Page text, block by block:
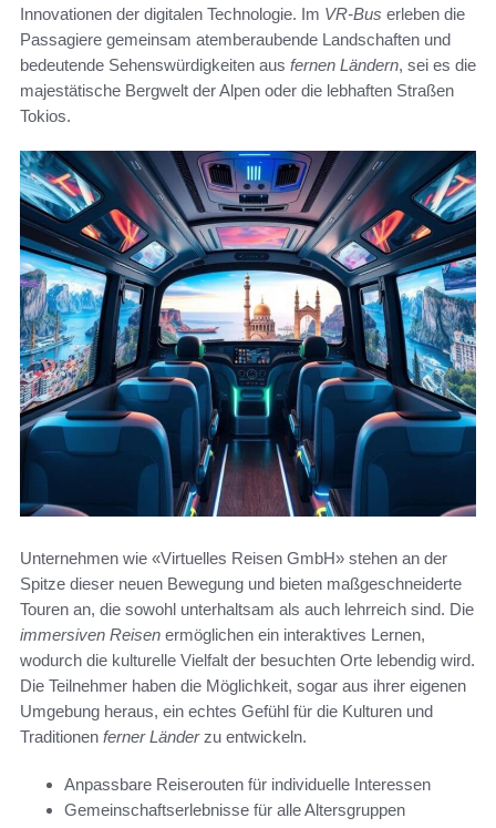
Innovationen der digitalen Technologie. Im VR-Bus erleben die
Passagiere gemeinsam atemberaubende Landschaften und
bedeutende Sehenswürdigkeiten aus fernen Ländern, sei es die
majestätische Bergwelt der Alpen oder die lebhaften Straßen
Tokios.
Unternehmen wie «Virtuelles Reisen GmbH» stehen an der
Spitze dieser neuen Bewegung und bieten maßgeschneiderte
Touren an, die sowohl unterhaltsam als auch lehrreich sind. Die
immersiven Reisen ermöglichen ein interaktives Lernen,
wodurch die kulturelle Vielfalt der besuchten Orte lebendig wird.
Die Teilnehmer haben die Möglichkeit, sogar aus ihrer eigenen
Umgebung heraus, ein echtes Gefühl für die Kulturen und
Traditionen ferner Länderzu entwickeln.
Anpassbare Reiserouten für individuelle Interessen
Gemeinschaftserlebnisse für alle Altersgruppen